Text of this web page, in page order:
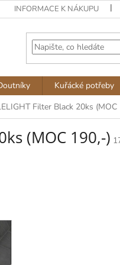
INFORMACE K NÁKUPU
Kuřácké potřeby
Filter Black 20ks (MOC
(MOC 190,-)